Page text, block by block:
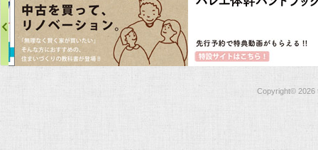
Copyright© 2026